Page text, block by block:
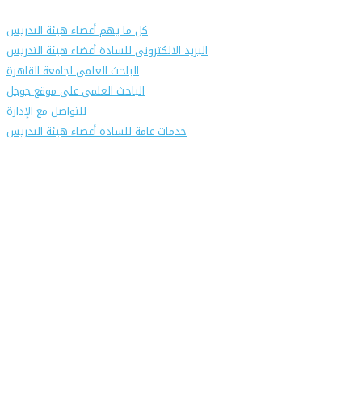
كل ما يهم أعضاء هيئة التدريس
البريد الالكترونى للسادة أعضاء هيئة التدريس
الباحث العلمى لجامعة القاهرة
الباحث العلمى على موقع جوجل
للتواصل مع الإدارة
خدمات عامة للسادة أعضاء هيئة التدريس